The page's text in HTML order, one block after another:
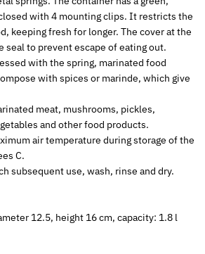
with 4 mounting clips. It restricts the
keeping fresh for longer. The cover at the
seal to prevent escape of eating out.
with the spring, marinated food
with spices or marinde, which give
meat, mushrooms, pickles,
and other food products.
air temperature during storage of the
C.
subsequent use, wash, rinse and dry.
12.5, height 16 cm, capacity: 1.8 l